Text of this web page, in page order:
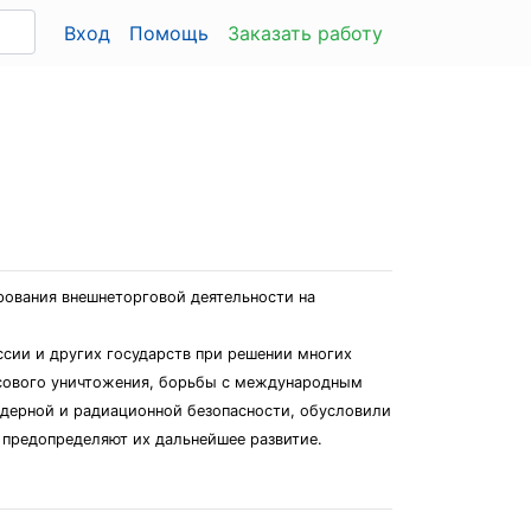
Вход Помощь Заказать работу
внешнеторговой деятельности на
и других государств при решении многих
уничтожения, борьбы с международным
и радиационной безопасности, обусловили
их дальнейшее развитие.